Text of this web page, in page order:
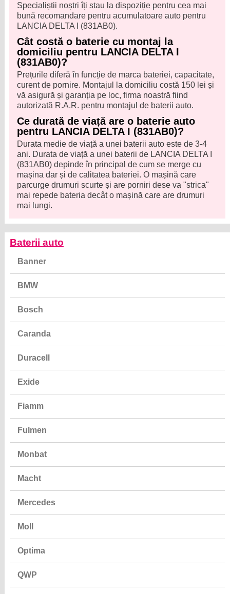
Specialiștii noștri îți stau la dispoziție pentru cea mai
bună recomandare pentru acumulatoare auto pentru
LANCIA DELTA I (831AB0).
Cât costă o baterie cu montaj la
domiciliu pentru LANCIA DELTA I
(831AB0)?
Prețurile diferă în funcție de marca bateriei, capacitate,
curent de pornire. Montajul la domiciliu costă 150 lei și
vă asigură și garanția pe loc, firma noastră fiind
autorizată R.A.R. pentru montajul de baterii auto.
Ce durată de viață are o baterie auto
pentru LANCIA DELTA I (831AB0)?
Durata medie de viață a unei baterii auto este de 3-4
ani. Durata de viață a unei baterii de LANCIA DELTA I
(831AB0) depinde în principal de cum se merge cu
mașina dar și de calitatea bateriei. O mașină care
parcurge drumuri scurte și are porniri dese va "strica"
mai repede bateria decât o mașină care are drumuri
mai lungi.
Baterii auto
Banner
BMW
Bosch
Caranda
Duracell
Exide
Fiamm
Fulmen
Monbat
Macht
Mercedes
Moll
Optima
QWP